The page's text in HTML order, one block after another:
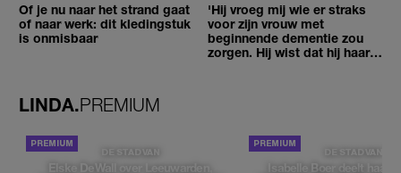
Of je nu naar het strand gaat
of naar werk: dit kledingstuk
is onmisbaar
'Hij vroeg mij wie er straks
voor zijn vrouw met
beginnende dementie zou
zorgen. Hij wist dat hij haar
LINDA.PREMIUM
DE STAD VAN
Elske DeWall over Leeuwarden,
DE STAD VAN
Isabelle Boer deelt haar